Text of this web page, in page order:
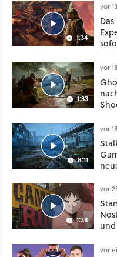
1:34
vor
1:33
vor
8:11
vor
1:38
vor
vor